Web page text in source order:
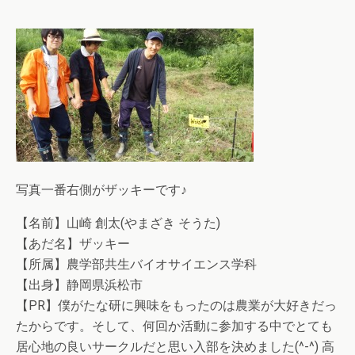
写真一番右側がザッキーです♪
【名前】山崎 創太(やまざき そうた)
【あだ名】ザッキー
【所属】農学部共生バイオサイエンス学科
【出身】静岡県浜松市
【PR】僕がたな研に興味をもったのは農業が大好きだっ
たからです。そして、何回か活動に参加する中でとても
居心地の良いサークルだと思い入部を決めました(^-^) 高